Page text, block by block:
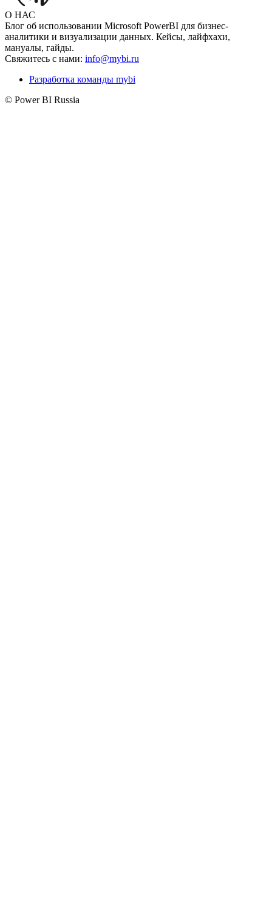
О НАС
Блог об использовании Microsoft PowerBI для бизнес-
аналитики и визуализации данных. Кейсы, лайфхахи,
мануалы, гайды.
Свяжитесь с нами: info@mybi.ru
Разработка команды mybi
© Power BI Russia